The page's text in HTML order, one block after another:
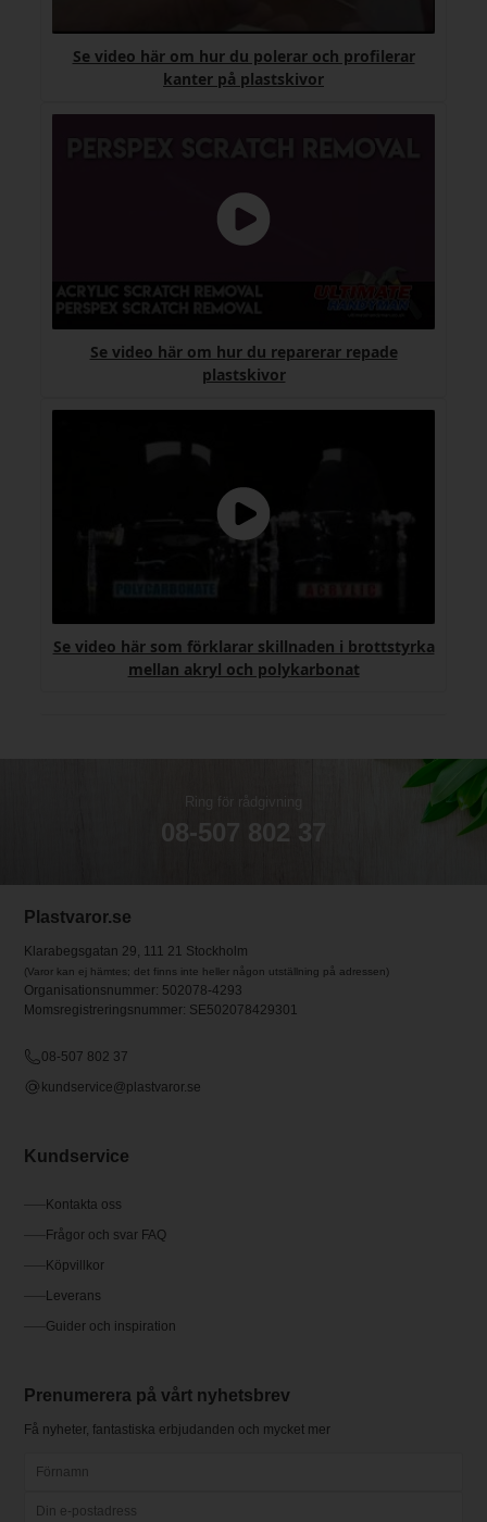
Se video här om hur du polerar och profilerar
kanter på plastskivor
Se video här om hur du reparerar repade
plastskivor
Se video här som förklarar skillnaden i brottstyrka
mellan akryl och polykarbonat
Ring för rådgivning
08-507 802 37
Plastvaror.se
Klarabegsgatan 29, 111 21 Stockholm
(Varor kan ej hämtes; det finns inte heller någon utställning på adressen)
Organisationsnummer: 502078-4293
Momsregistreringsnummer: SE502078429301
08-507 802 37
kundservice@plastvaror.se
Kundservice
Kontakta oss
Frågor och svar FAQ
Köpvillkor
Leverans
Guider och inspiration
Prenumerera på vårt nyhetsbrev
Få nyheter, fantastiska erbjudanden och mycket mer